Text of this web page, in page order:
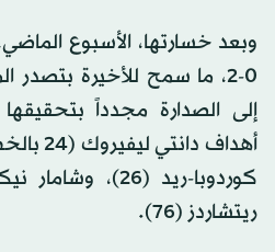
وبعد خسارتها، الأسبوع
0-2، ما سمح للأخيرة
إلى الصدارة مجدداً
أهداف
ريتشاردز (76).